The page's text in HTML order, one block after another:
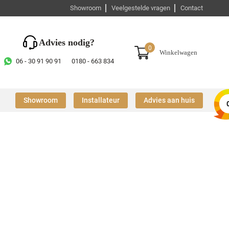
Showroom Veelgestelde vragen Contact
Advies nodig?
06 - 30 91 90 91 0180 - 663 834
0
Winkelwagen
Showroom Installateur Advies aan huis